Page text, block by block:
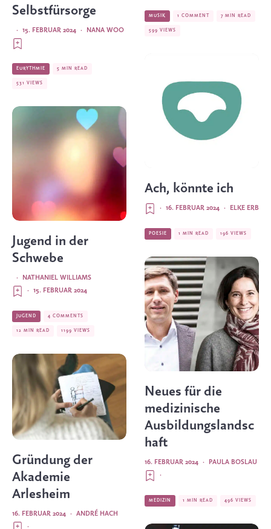
Selbstfürsorge
NANA WOO
·
15. FEBRUAR 2024
·
EURYTHMIE 5 MIN READ
531 VIEWS
Jugend in der
Schwebe
NATHANIEL WILLIAMS
·
15. FEBRUAR 2024
·
JUGEND 4 COMMENTS
12 MIN READ 1199 VIEWS
Gründung der
Akademie
Arlesheim
ANDRÉ HACH
·
16. FEBRUAR 2024
·
MUSIK 1 COMMENT 7 MIN READ
599 VIEWS
Ach, könnte ich
ELKE ERB
·
16. FEBRUAR 2024
·
POESIE 1 MIN READ 196 VIEWS
Neues für die
medizinische
Ausbildungslandsc
haft
PAULA BOSLAU
·
16. FEBRUAR 2024
·
MEDIZIN 1 MIN READ 496 VIEWS